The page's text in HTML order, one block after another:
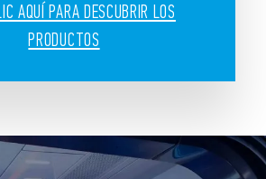
AQUÍ PARA DESCUBRIR LOS
PRODUCTOS